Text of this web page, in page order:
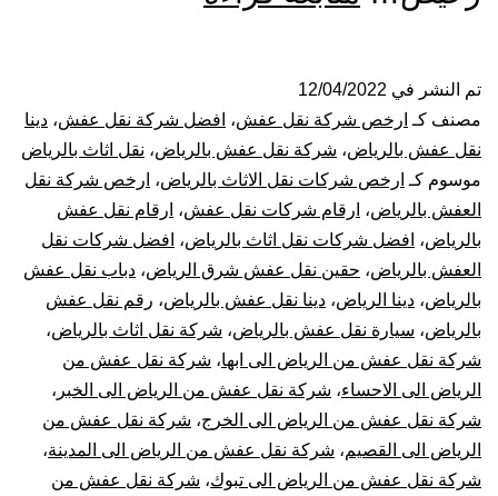
عفش
بالرياض
فك
تركيب
تغليف
ضمان
افضل
تم النشر في 12/04/2022
مصنف كـ ارخص شركة نقل عفش، افضل شركة نقل عفش، دينا
نقل عفش بالرياض، شركة نقل عفش بالرياض، نقل اثاث بالرياض
موسوم كـ ارخص شركات نقل الاثاث بالرياض، ارخص شركة نقل
العفش بالرياض، ارقام شركات نقل عفش، ارقام نقل عفش
بالرياض، افضل شركات نقل اثاث بالرياض، افضل شركات نقل
العفش بالرياض، حقين نقل عفش شرق الرياض، دباب نقل عفش
بالرياض، دينا الرياض، دينا نقل عفش بالرياض، رقم نقل عفش
بالرياض، سيارة نقل عفش بالرياض، شركة نقل اثاث بالرياض،
شركة نقل عفش من الرياض الى ابها، شركة نقل عفش من
الرياض الى الاحساء، شركة نقل عفش من الرياض الى الخبر ،
شركة نقل عفش من الرياض الى الخرج، شركة نقل عفش من
الرياض الى القصيم، شركة نقل عفش من الرياض الى المدينة،
شركة نقل عفش من الرياض الى تبوك، شركة نقل عفش من